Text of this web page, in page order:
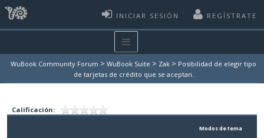
INICIAR SESIÓN REGÍSTRATE
WuBook Community Forum > WuBook Suite > Zak > Posibilidad de elegir tipo
de tarjetas de crédito que se aceptan.
Calificación:
Modos de tema